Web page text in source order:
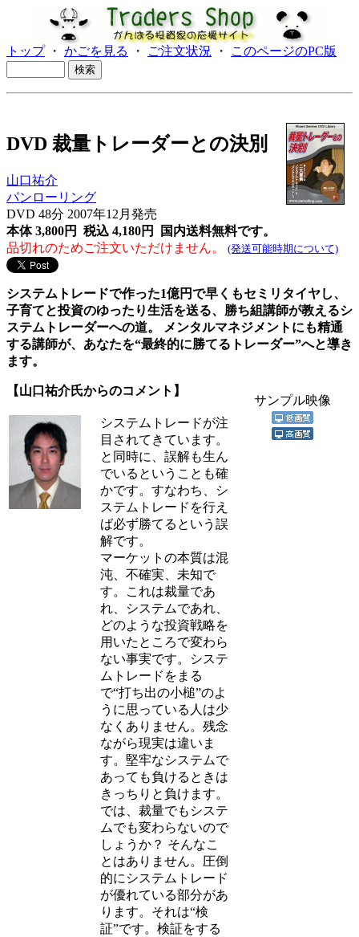
トップ・ かごを見る ・ ご注文状況 ・ このページのPC版
DVD 裁量トレーダーとの決別
山口祐介
パンローリング
DVD 48分 2007年12月発売
本体 3,800円 税込 4,180円
国内送料無料です。
品切れのためご注文いただけません。
(発送可能時期について)
システムトレードで作った1億円で早くもセミリタイヤし、
子育てと投資のゆったり生活を送る、勝ち組講師が教えるシ
ステムトレーダーへの道。 メンタルマネジメントにも精通
する講師が、あなたを“最終的に勝てるトレーダー”へと導き
ます。
サンプル映像
【山口祐介氏からのコメント】
システムトレードが注
目されてきています。
と同時に、誤解も生ん
でいるということも確
かです。すなわち、シ
ステムトレードを行え
ば必ず勝てるという誤
解です。
マーケットの本質は混
沌、不確実、未知で
す。これは裁量であ
れ、システムであれ、
どのような投資戦略を
用いたところで変わら
ない事実です。システ
ムトレードをまる
で“打ち出の小槌”のよ
うに思っている人は少
なくありません。残念
ながら現実は違いま
す。堅牢なシステムで
あっても負けるときは
きっちりと負けます。
では、裁量でもシステ
ムでも変わらないので
しょうか？ そんなこ
とはありません。圧倒
的にシステムトレード
が優れている部分があ
ります。それは“検
証”です。検証をする